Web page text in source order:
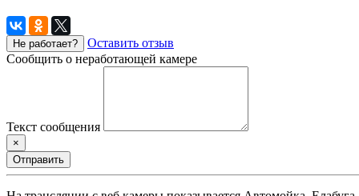
Не работает?
Оставить отзыв
Сообщить о неработающей камере
Текст сообщения
×
Отправить